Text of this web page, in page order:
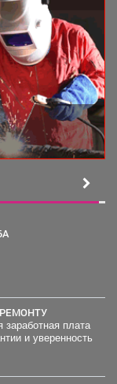
РЕМОНТУ
плата
и уверенность